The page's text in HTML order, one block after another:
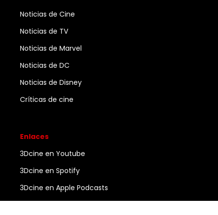
Noticias de Cine
Noticias de TV
Noticias de Marvel
Noticias de DC
Noticias de Disney
Críticas de cine
Enlaces
3Dcine en Youtube
3Dcine en Spotify
3Dcine en Apple Podcasts